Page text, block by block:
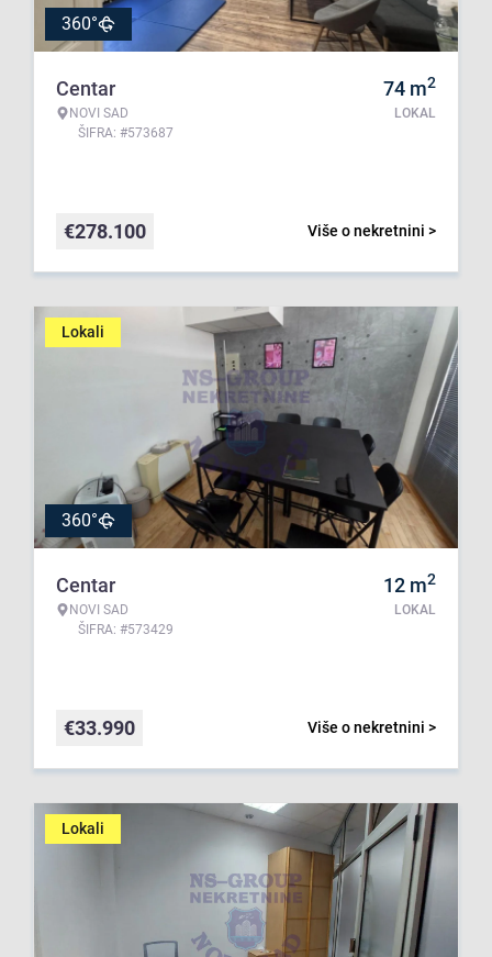
360°
Centar
NOVI SAD
ŠIFRA: #573687
74 m2
LOKAL
Više o nekretnini >
€278.100
Lokali
360°
Centar
NOVI SAD
ŠIFRA: #573429
12 m2
LOKAL
Više o nekretnini >
€33.990
Lokali